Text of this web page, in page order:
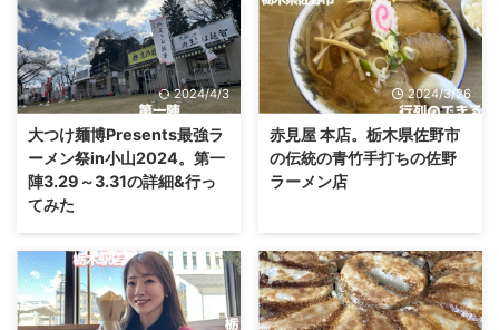
2024/4/3
大つけ麺博Presents最強ラ
ーメン祭in小山2024。第一
陣3.29～3.31の詳細&行っ
てみた
2024/3/26
赤見屋 本店。栃木県佐野市
の伝統の青竹手打ちの佐野
ラーメン店